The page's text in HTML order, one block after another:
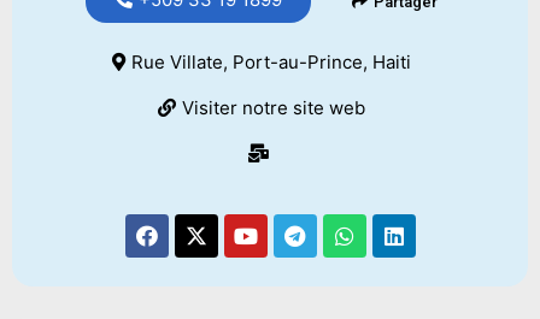
Rue Villate, Port-au-Prince, Haiti
Visiter notre site web